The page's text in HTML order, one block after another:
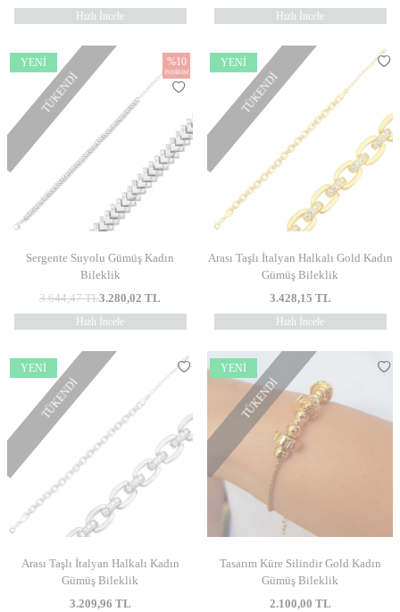
Hızlı İncele Hızlı İncele
YENI
TÜKENDI
%10
İNDIRIM
Sergente Suyolu Gümüş Kadın
Bileklik
3.644,47TL3.280,02 TL
Hızlı İncele
YENI
TÜKENDI
Arası Taşlı İtalyan Halkalı Gold Kadın
Gümüş Bileklik
3.428,15 TL
Hızlı İncele
YENI
TÜKENDI
Arası Taşlı İtalyan Halkalı Kadın
Gümüş Bileklik
3.209,96 TL
YENI
TÜKENDI
Tasarım Küre Silindir Gold Kadın
Gümüş Bileklik
2.100,00 TL